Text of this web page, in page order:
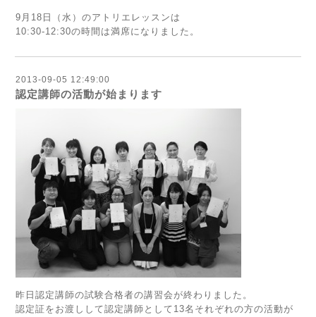
9月18日（水）のアトリエレッスンは
10:30-12:30の時間は満席になりました。
2013-09-05 12:49:00
認定講師の活動が始まります
昨日認定講師の試験合格者の講習会が終わりました。
認定証をお渡しして認定講師として13名それぞれの方の活動が